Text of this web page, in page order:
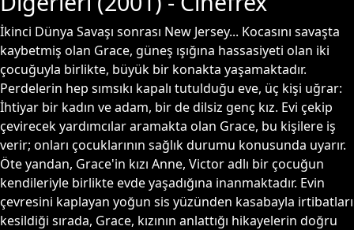
İkinci Dünya Savaşı sonrası New Jersey... Kocasını savaşta
kaybetmiş olan Grace, güneş ışığına hassasiyeti olan iki
çocuğuyla birlikte, büyük bir konakta yaşamaktadır.
Perdelerin hep sımsıkı kapalı tutulduğu eve, üç kişi uğrar:
İhtiyar bir kadın ve adam, bir de dilsiz genç kız. Evi çekip
çevirecek yardımcılar aramakta olan Grace, bu kişilere iş
verir; onları çocuklarının sağlık durumu konusunda uyarır.
Öte yandan, Grace'in kızı Anne, Victor adlı bir çocuğun
kendileriyle birlikte evde yaşadığına inanmaktadır. Evin
çevresini kaplayan yoğun sis yüzünden kasabayla irtibatları
kesildiği sırada, Grace, kızının anlattığı hikayelerin doğru